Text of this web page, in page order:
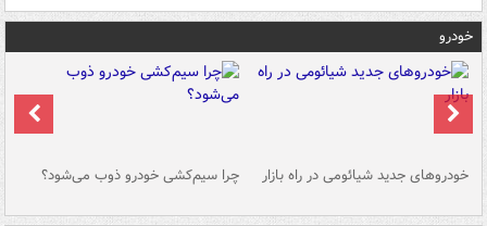
خودرو
خودروهای جدید شیائومی در راه بازار چرا سیم‌کشی خودرو ذوب می‌شود؟